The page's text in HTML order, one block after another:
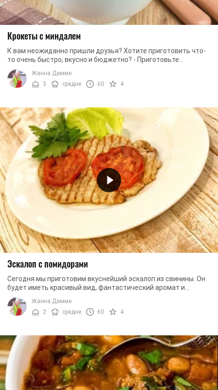
Крокеты с миндалем
К вам неожиданно пришли друзья? Хотите приготовить что-
то очень быстро, вкусно и бюджетно? - Приготовьте
фантастические крокеты с миндалем. Блюдо ...
Жанна Дамме
3
средне 60 4
Эскалоп с помидорами
Сегодня мы приготовим вкуснейший эскалоп из свинины. Он
будет иметь красивый вид, фантастический аромат и
непревзойденный вкус. Это все благодаря ...
Жанна Дамме
2
средне 60 4